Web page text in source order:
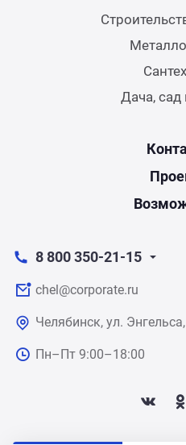
Дача, сад
8 800 350-21-15
chel@corporate.ru
Челябинск, ул.
Пн–Пт 9:00–18:00